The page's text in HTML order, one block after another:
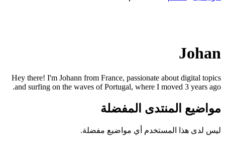
Johan
Hey there! I'm Johann from France, passionate about digital topics
and surfing on the waves of Portugal, where I moved 3 years ago.
مواضيع المنتدى المفضلة
ليس لدى هذا المستخدم أي مواضيع مفضلة.